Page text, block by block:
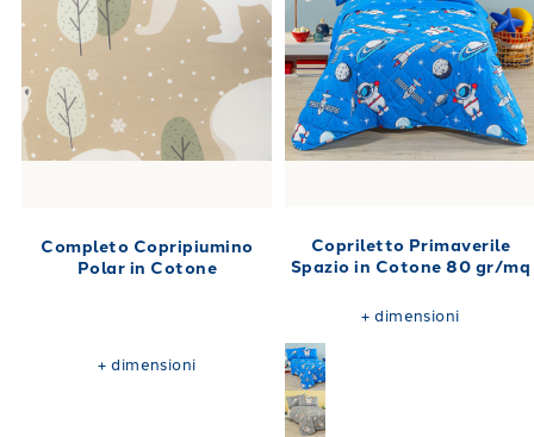
Completo Copripiumino
Polar in Cotone
+dimensioni
Copriletto Primaverile
Spazio in Cotone 80 gr/mq
+dimensioni